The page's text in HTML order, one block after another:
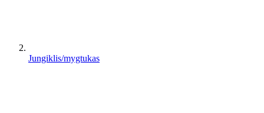
Jungiklis/mygtukas